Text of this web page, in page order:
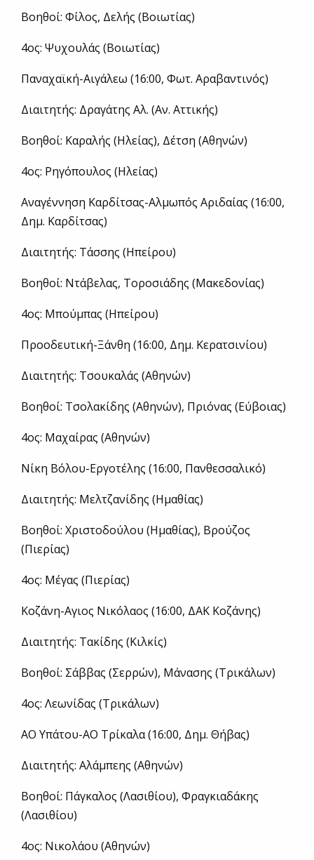
Βοηθοί: Φίλος, Δελής (Βοιωτίας)
4ος: Ψυχουλάς (Βοιωτίας)
Παναχαϊκή-Αιγάλεω (16:00, Φωτ. Αραβαντινός)
Διαιτητής: Δραγάτης Αλ. (Αν. Αττικής)
Βοηθοί: Καραλής (Ηλείας), Δέτση (Αθηνών)
4ος: Ρηγόπουλος (Ηλείας)
Αναγέννηση Καρδίτσας-Αλμωπός Αριδαίας (16:00,
Δημ. Καρδίτσας)
Διαιτητής: Τάσσης (Ηπείρου)
Βοηθοί: Ντάβελας, Τοροσιάδης (Μακεδονίας)
4ος: Μπούμπας (Ηπείρου)
Προοδευτική-Ξάνθη (16:00, Δημ. Κερατσινίου)
Διαιτητής: Τσουκαλάς (Αθηνών)
Βοηθοί: Τσολακίδης (Αθηνών), Πριόνας (Εύβοιας)
4ος: Μαχαίρας (Αθηνών)
Νίκη Βόλου-Εργοτέλης (16:00, Πανθεσσαλικό)
Διαιτητής: Μελτζανίδης (Ημαθίας)
Βοηθοί: Χριστοδούλου (Ημαθίας), Βρούζος
(Πιερίας)
4ος: Μέγας (Πιερίας)
Κοζάνη-Αγιος Νικόλαος (16:00, ΔΑΚ Κοζάνης)
Διαιτητής: Τακίδης (Κιλκίς)
Βοηθοί: Σάββας (Σερρών), Μάνασης (Τρικάλων)
4ος: Λεωνίδας (Τρικάλων)
ΑΟ Υπάτου-ΑΟ Τρίκαλα (16:00, Δημ. Θήβας)
Διαιτητής: Αλάμπεης (Αθηνών)
Βοηθοί: Πάγκαλος (Λασιθίου), Φραγκιαδάκης
(Λασιθίου)
4ος: Νικολάου (Αθηνών)